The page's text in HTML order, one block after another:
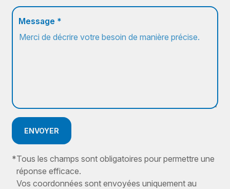
Message *
ENVOYER
*Tous les champs sont obligatoires pour permettre une
réponse efficace.
Vos coordonnées sont envoyées uniquement au